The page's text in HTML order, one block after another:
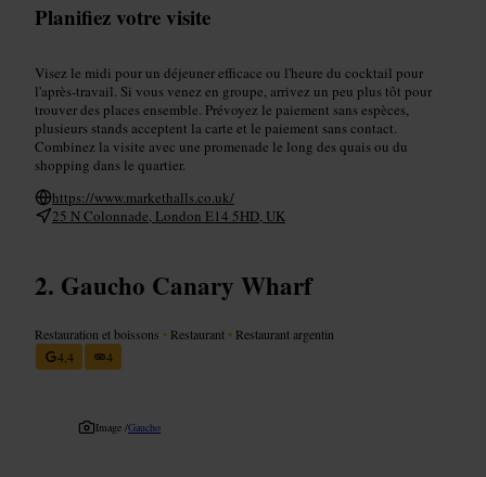
Planifiez votre visite
Visez le midi pour un déjeuner efficace ou l'heure du cocktail pour
l'après‑travail. Si vous venez en groupe, arrivez un peu plus tôt pour
trouver des places ensemble. Prévoyez le paiement sans espèces,
plusieurs stands acceptent la carte et le paiement sans contact.
Combinez la visite avec une promenade le long des quais ou du
shopping dans le quartier.
https://www.markethalls.co.uk/
25 N Colonnade, London E14 5HD, UK
Gaucho Canary Wharf
Restauration et boissons • Restaurant • Restaurant argentin
4,4
4
Image /Gaucho